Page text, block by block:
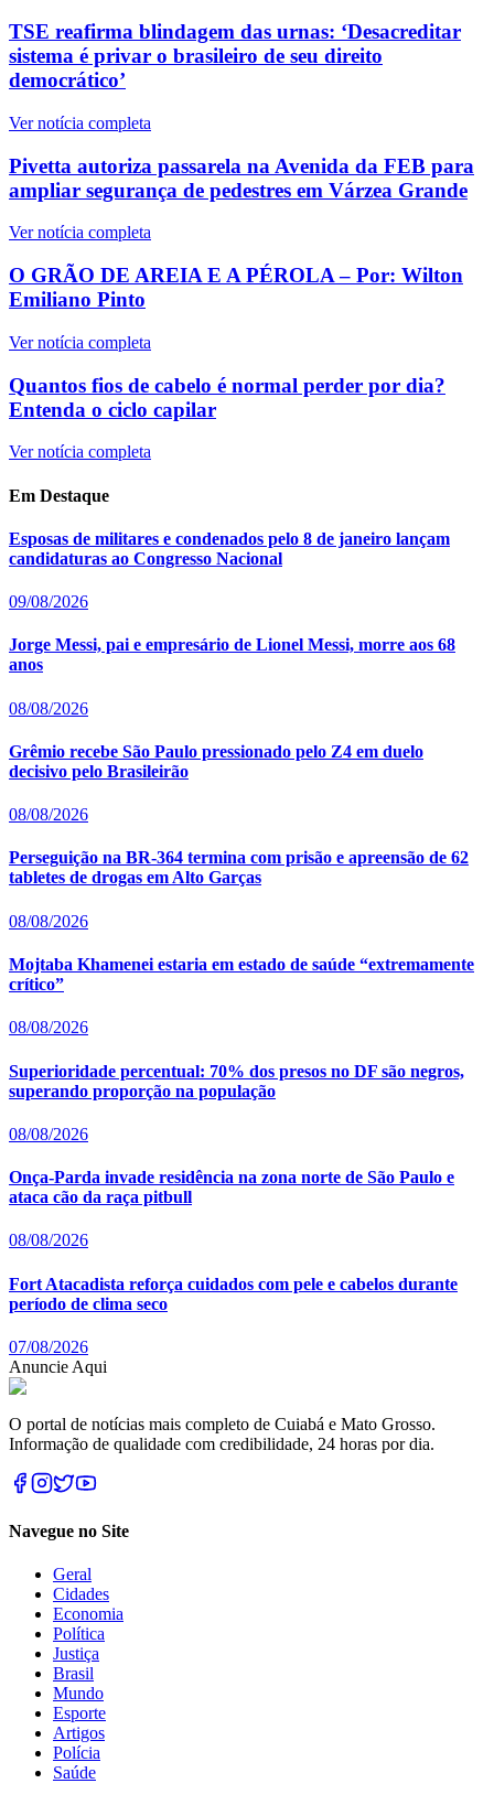
TSE reafirma blindagem das urnas: ‘Desacreditar
sistema é privar o brasileiro de seu direito
democrático’
Ver notícia completa
Pivetta autoriza passarela na Avenida da FEB para
ampliar segurança de pedestres em Várzea Grande
Ver notícia completa
O GRÃO DE AREIA E A PÉROLA – Por: Wilton
Emiliano Pinto
Ver notícia completa
Quantos fios de cabelo é normal perder por dia?
Entenda o ciclo capilar
Ver notícia completa
Em Destaque
Esposas de militares e condenados pelo 8 de janeiro lançam
candidaturas ao Congresso Nacional
09/08/2026
Jorge Messi, pai e empresário de Lionel Messi, morre aos 68
anos
08/08/2026
Grêmio recebe São Paulo pressionado pelo Z4 em duelo
decisivo pelo Brasileirão
08/08/2026
Perseguição na BR-364 termina com prisão e apreensão de 62
tabletes de drogas em Alto Garças
08/08/2026
Mojtaba Khamenei estaria em estado de saúde “extremamente
crítico”
08/08/2026
Superioridade percentual: 70% dos presos no DF são negros,
superando proporção na população
08/08/2026
Onça-Parda invade residência na zona norte de São Paulo e
ataca cão da raça pitbull
08/08/2026
Fort Atacadista reforça cuidados com pele e cabelos durante
período de clima seco
07/08/2026
Anuncie Aqui
O portal de notícias mais completo de Cuiabá e Mato Grosso.
Informação de qualidade com credibilidade, 24 horas por dia.
Navegue no Site
Geral
Cidades
Economia
Política
Justiça
Brasil
Mundo
Esporte
Artigos
Polícia
Saúde